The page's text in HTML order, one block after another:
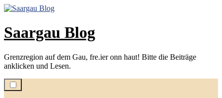
Zum
springen
Saargau Blog
Grenzregion auf dem Gau, fre.ier onn haut! Bitte die Beiträge
anklicken und Lesen.